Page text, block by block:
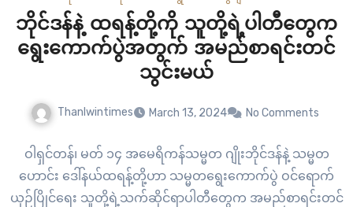
ဘိုင်ဒန်နဲ့ ထရန့်တို့ကို သူတို့ရဲ့ပါတီတွေက
ရွေးကောက်ပွဲအတွက် အမည်စာရင်းတင်
သွင်းမယ်
Thanlwintimes March 13, 2024 No Comments
ဝါရှင်တန်၊ မတ် ၁၄ အမေရိကန်သမ္မတ ဂျိုးဘိုင်ဒန်နဲ့ သမ္မတ
ဟောင်း ဒေါ်နယ်ထရန့်တို့ဟာ သမ္မတရွေးကောက်ပွဲ ဝင်ရောက်
ယှဉ်ပြိုင်ရေး သူတို့ရဲ့သက်ဆိုင်ရာပါတီတွေက အမည်စာရင်းတင်